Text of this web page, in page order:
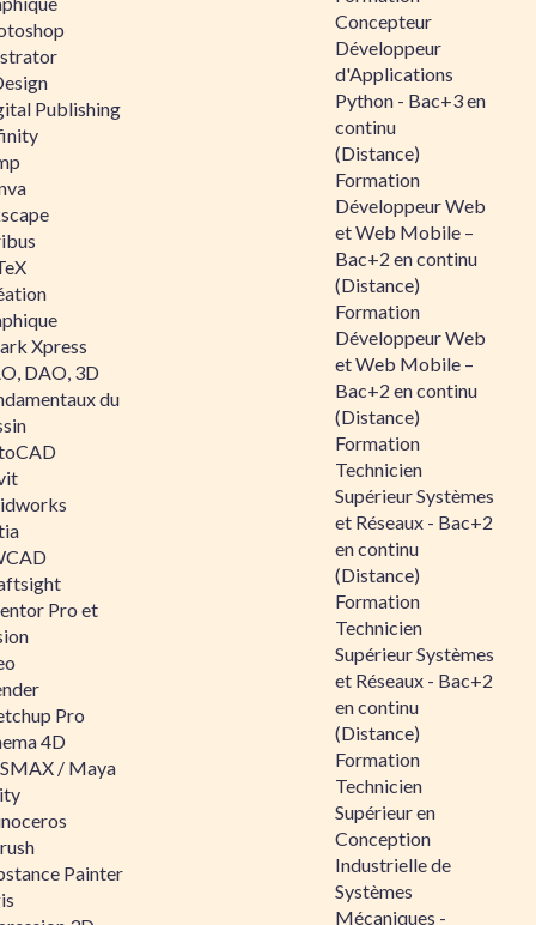
Publishing
Xpress
DAO, 3D
du
Pro et
Pro
4D
/ Maya
Painter
Concepteur
Développeur
d'Applications
Python - Bac+3 en
continu
(Distance)
Formation
Développeur Web
et Web Mobile –
Bac+2 en continu
(Distance)
Formation
Développeur Web
et Web Mobile –
Bac+2 en continu
(Distance)
Formation
Technicien
Supérieur Systèmes
et Réseaux - Bac+2
en continu
(Distance)
Formation
Technicien
Supérieur Systèmes
et Réseaux - Bac+2
en continu
(Distance)
Formation
Technicien
Supérieur en
Conception
Industrielle de
Systèmes
Mécaniques -